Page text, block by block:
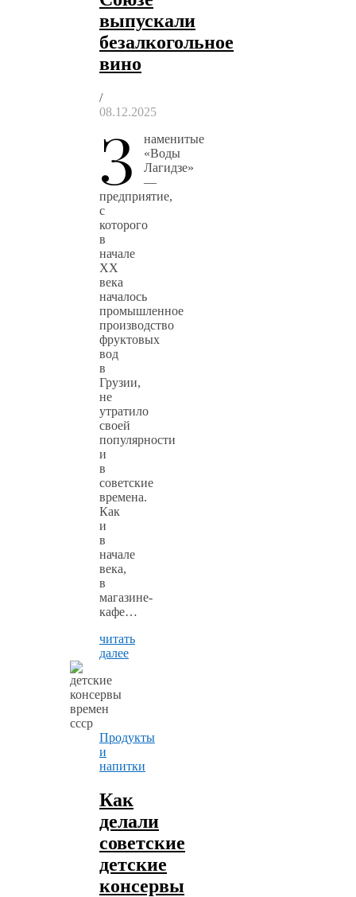
выпускали
безалкогольное
вино
/
08.12.2025
З
наменитые
«Воды
Лагидзе»
—
предприятие,
с
которого
в
начале
XX
века
началось
промышленное
производство
фруктовых
вод
в
Грузии,
не
утратило
своей
популярности
и
в
советские
времена.
Как
и
в
начале
века,
в
магазине-
кафе…
читать
далее
Продукты
и
напитки
Как
делали
советские
детские
консервы